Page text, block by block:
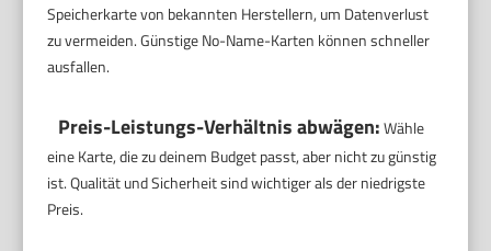
Speicherkarte von bekannten Herstellern, um Datenverlust
zu vermeiden. Günstige No-Name-Karten können schneller
ausfallen.
Preis-Leistungs-Verhältnis abwägen:Wähle
eine Karte, die zu deinem Budget passt, aber nicht zu günstig
ist. Qualität und Sicherheit sind wichtiger als der niedrigste
Preis.